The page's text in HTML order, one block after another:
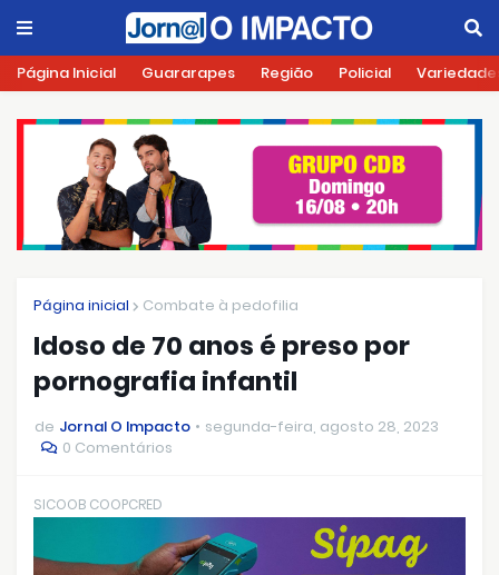
Página Inicial Guararapes Região Policial
Página inicial Combate à pedofilia
Idoso de 70 anos é preso por
pornografia infantil
de Jornal O Impacto
segunda-feira, agosto 28, 2023
0 Comentários
SICOOB COOPCRED